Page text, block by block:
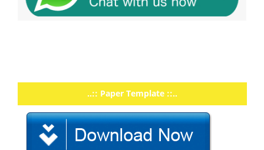
..:: Paper Template ::..